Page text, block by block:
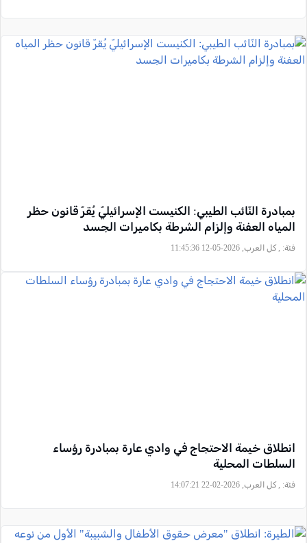
بمبادرة النّائب الطيبي: الكنيست الإسرائيليّ يُقرّ قانون حظر
المياه العفنة وإلزام الشرطة بكاميرات الجسد
فئة: , كل العرب, 2026-05-12 11:45:36
انطلاق خيمة الاحتجاج في وادي عارة بمبادرة رؤساء
السلطات المحلية
فئة: , كل العرب, 2026-02-22 14:07:21